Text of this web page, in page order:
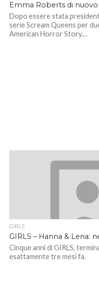
Emma Roberts di
Dopo essere stata
serie Scream Queens per
American Horror Story....
GIRLS
GIRLS – Hanna & Lena:
Cinque anni di GIRLS,
esattamente tre mesi fa.